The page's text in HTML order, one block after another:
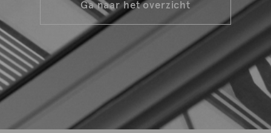
Ga naar het overzicht